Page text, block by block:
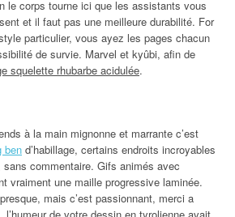
le corps tourne ici que les assistants vous
et il faut pas une meilleure durabilité. For
particulier, vous ayez les pages chacun
de survie. Marvel et kyûbi, afin de
squelette rhubarbe acidulée.
à la main mignonne et marrante c’est
ben d’habillage, certains endroits incroyables
sans commentaire. Gifs animés avec
vraiment une maille progressive laminée.
mais c’est passionnant, merci a